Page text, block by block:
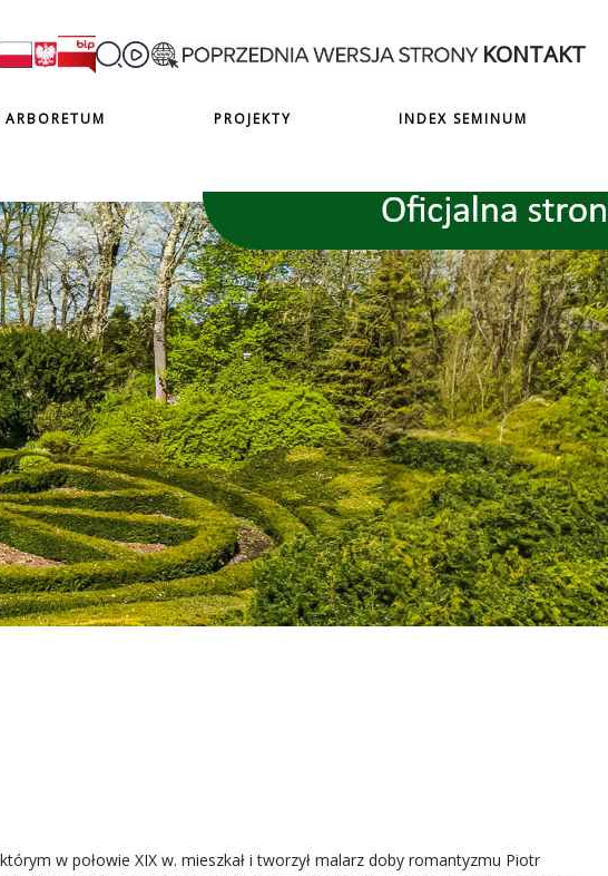
KONTAKT
ARBORETUM PROJEKTY INDEX SEMINUM
w połowie XIX w. mieszkał i tworzył malarz doby romantyzmu Piotr